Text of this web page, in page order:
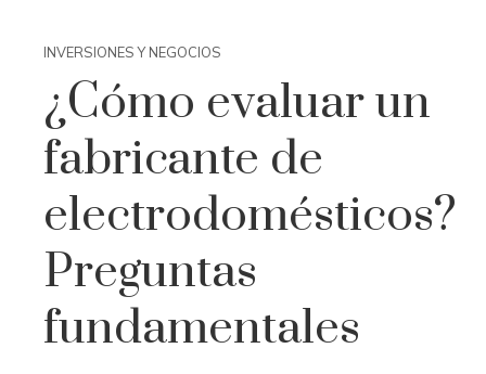
INVERSIONES Y NEGOCIOS
¿Cómo evaluar un
fabricante de
electrodomésticos?
Preguntas
fundamentales